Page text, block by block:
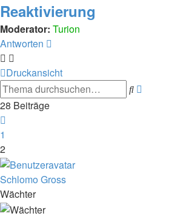
Reaktivierung
Moderator: Turion
Antworten
Druckansicht
Suche
28 Beiträge
1
2
Schlomo Gross
Wächter